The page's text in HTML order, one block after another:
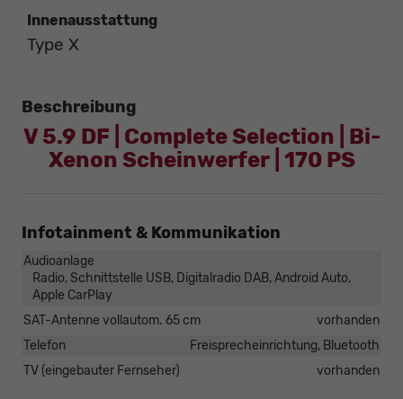
Innenausstattung
Type X
Beschreibung
V 5.9 DF | Complete Selection | Bi-
Xenon Scheinwerfer | 170 PS
Infotainment & Kommunikation
Audioanlage
Radio, Schnittstelle USB, Digitalradio DAB, Android Auto,
Apple CarPlay
SAT-Antenne vollautom. 65 cm
vorhanden
Telefon
Freisprecheinrichtung, Bluetooth
TV (eingebauter Fernseher)
vorhanden